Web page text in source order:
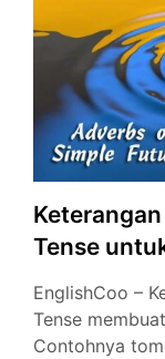
4
Orang
Masa
Depan
Tense
EnglishCoo –
Tense
Contohnya